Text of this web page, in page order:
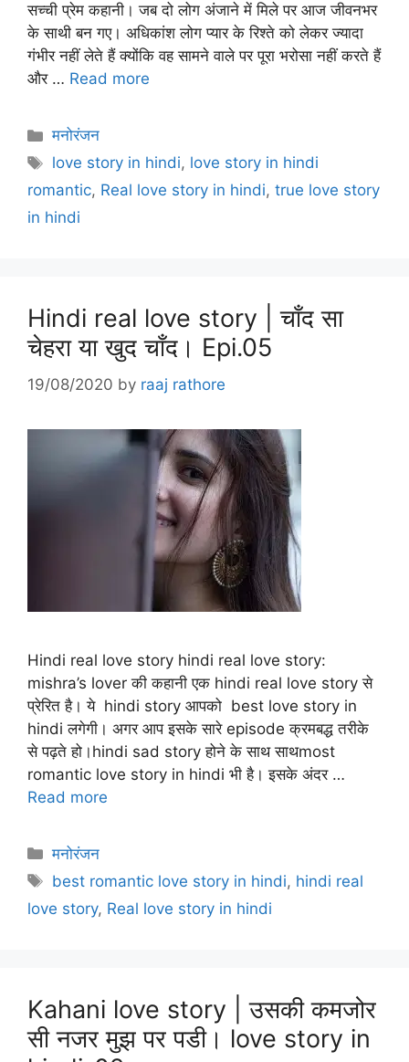
सच्ची प्रेम कहानी। जब दो लोग अंजाने में मिले पर आज जीवनभर
के साथी बन गए। अधिकांश लोग प्यार के रिश्ते को लेकर ज्यादा
गंभीर नहीं लेते हैं क्योंकि वह सामने वाले पर पूरा भरोसा नहीं करते हैं
और … Read more
Categories
मनोरंजन
Tags
love story in hindi, love story in hindi
romantic, Real love story in hindi, true love story
in hindi
Hindi real love story | चाँद सा
चेहरा या खुद चाँद। Epi.05
19/08/2020 by raaj rathore
Hindi real love story hindi real love story:
mishra’s lover की कहानी एक hindi real love story से
प्रेरित है। ये hindi story आपको best love story in
hindi लगेगी। अगर आप इसके सारे episode क्रमबद्ध तरीके
से पढ़ते हो।hindi sad story होने के साथ साथmost
romantic love story in hindi भी है। इसके अंदर …
Read more
Categories
मनोरंजन
Tags
best romantic love story in hindi, hindi real
love story, Real love story in hindi
Kahani love story | उसकी कमजोर
सी नजर मुझ पर पडी। love story in